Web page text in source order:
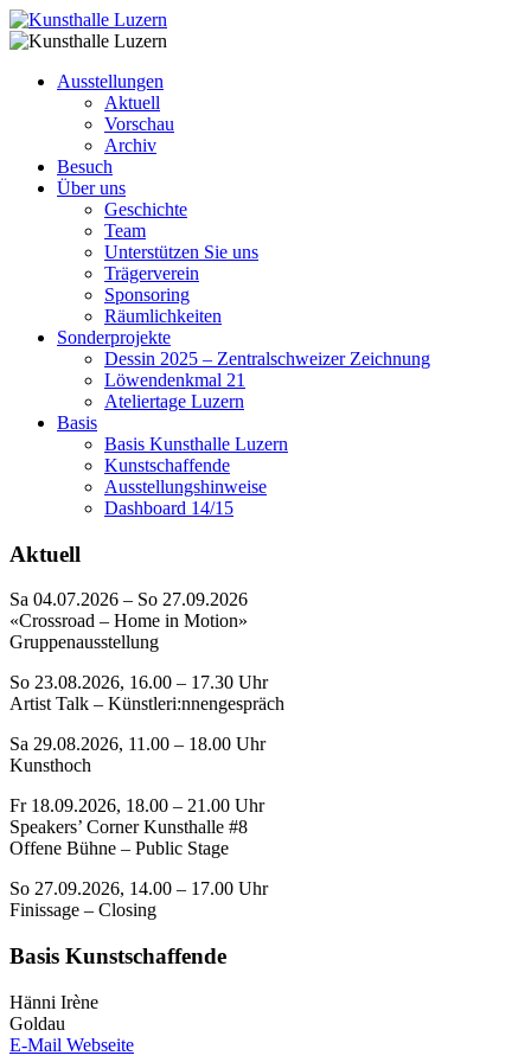
Ausstellungen
Aktuell
Vorschau
Archiv
Besuch
Über uns
Geschichte
Team
Unterstützen Sie uns
Trägerverein
Sponsoring
Räumlichkeiten
Sonderprojekte
Dessin 2025 – Zentralschweizer Zeichnung
Löwendenkmal 21
Ateliertage Luzern
Basis
Basis Kunsthalle Luzern
Kunstschaffende
Ausstellungshinweise
Dashboard 14/15
Aktuell
Sa 04.07.2026 – So 27.09.2026
«Crossroad – Home in Motion»
Gruppenausstellung
So 23.08.2026, 16.00 – 17.30 Uhr
Artist Talk – Künstleri:nnengespräch
Sa 29.08.2026, 11.00 – 18.00 Uhr
Kunsthoch
Fr 18.09.2026, 18.00 – 21.00 Uhr
Speakers’ Corner Kunsthalle #8
Offene Bühne – Public Stage
So 27.09.2026, 14.00 – 17.00 Uhr
Finissage – Closing
Basis Kunstschaffende
Hänni Irène
Goldau
E-Mail Webseite